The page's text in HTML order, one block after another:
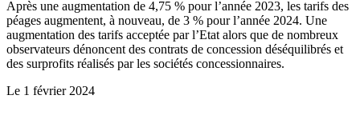
Après une augmentation de 4,75 % pour l’année 2023, les tarifs des
péages augmentent, à nouveau, de 3 % pour l’année 2024. Une
augmentation des tarifs acceptée par l’Etat alors que de nombreux
observateurs dénoncent des contrats de concession déséquilibrés et
des surprofits réalisés par les sociétés concessionnaires.
Le 1 février 2024